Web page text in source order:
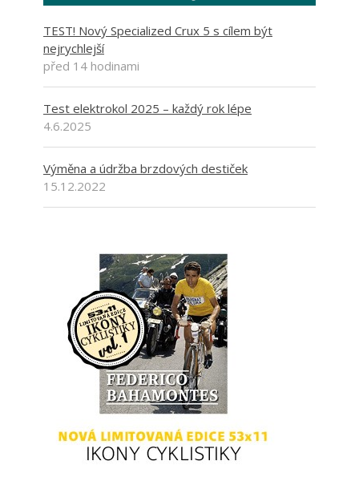
TEST! Nový Specialized Crux 5 s cílem být
nejrychlejší
před 14 hodinami
Test elektrokol 2025 – každý rok lépe
4.6.2025
Výměna a údržba brzdových destiček
15.12.2022